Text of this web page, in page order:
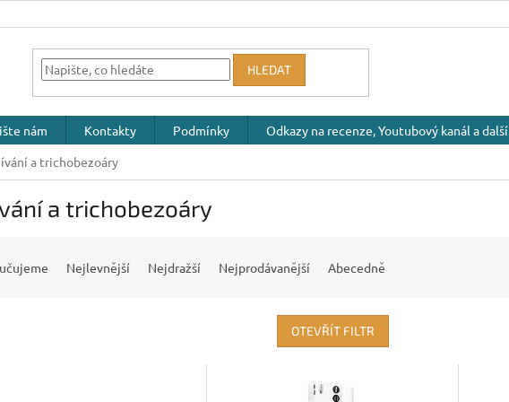
HLEDAT
nám Kontakty Podmínky Odkazy na recenze, Youtubový kanál a další
a trichobezoáry
a trichobezoáry
Nejlevnější Nejdražší Nejprodávanější Abecedně
OTEVŘÍT FILTR